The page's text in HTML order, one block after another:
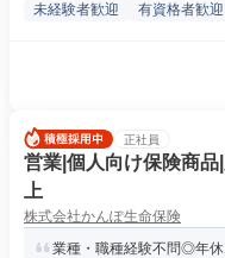
未経験者歓迎 有資格者歓迎
正社員
営業|個人向け保険商
上
株式会社かんぽ生命保険
業種・職種経験不問◎年